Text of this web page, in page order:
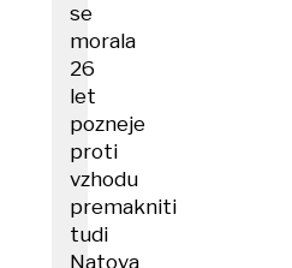
se
morala
26
let
pozneje
proti
vzhodu
premakniti
tudi
Natova